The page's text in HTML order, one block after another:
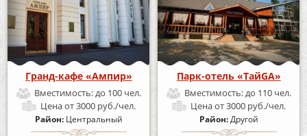
Гранд-кафе «Ампир»
Вместимость:до 100 чел.
Ценаот 3000 руб./чел.
Район: Центральный
Парк-отель «ТайGA»
Вместимость:до 110 чел.
Ценаот 3000 руб./чел.
Район:Другой